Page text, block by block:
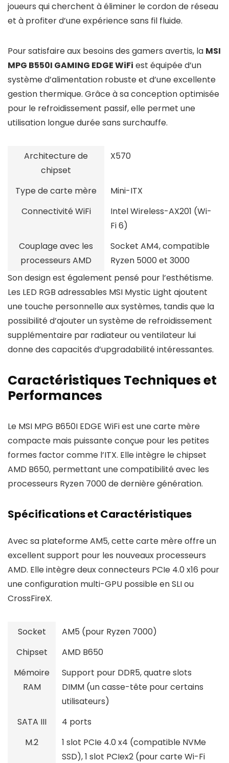
joueurs qui cherchent à éliminer le cordon de réseau
et à profiter d’une expérience sans fil fluide.
Pour satisfaire aux besoins des gamers avertis, la MSI
MPG B550I GAMING EDGE WiFi est équipée d’un
système d’alimentation robuste et d’une excellente
gestion thermique. Grâce à sa conception optimisée
pour le refroidissement passif, elle permet une
utilisation longue durée sans surchauffe.
Architecture de
chipset
X570
Type de carte mère
Mini-ITX
Connectivité WiFi
Intel Wireless-AX201 (Wi-
Fi 6)
Couplage avec les
processeurs AMD
Socket AM4, compatible
Ryzen 5000 et 3000
Son design est également pensé pour l’esthétisme.
Les LED RGB adressables MSI Mystic Light ajoutent
une touche personnelle aux systèmes, tandis que la
possibilité d’ajouter un système de refroidissement
supplémentaire par radiateur ou ventilateur lui
donne des capacités d’upgradabilité intéressantes.
Caractéristiques Techniques et
Performances
Le MSI MPG B650I EDGE WiFi est une carte mère
compacte mais puissante conçue pour les petites
formes factor comme l’ITX. Elle intègre le chipset
AMD B650, permettant une compatibilité avec les
processeurs Ryzen 7000 de dernière génération.
Spécifications et Caractéristiques
Avec sa plateforme AM5, cette carte mère offre un
excellent support pour les nouveaux processeurs
AMD. Elle intègre deux connecteurs PCIe 4.0 x16 pour
une configuration multi-GPU possible en SLI ou
CrossFireX.
Socket
AM5 (pour Ryzen 7000)
Chipset
AMD B650
Mémoire
RAM
Support pour DDR5, quatre slots
DIMM (un casse-tête pour certains
utilisateurs)
SATA III
4 ports
M.2
1 slot PCIe 4.0 x4 (compatible NVMe
SSD), 1 slot PCIex2 (pour carte Wi-Fi